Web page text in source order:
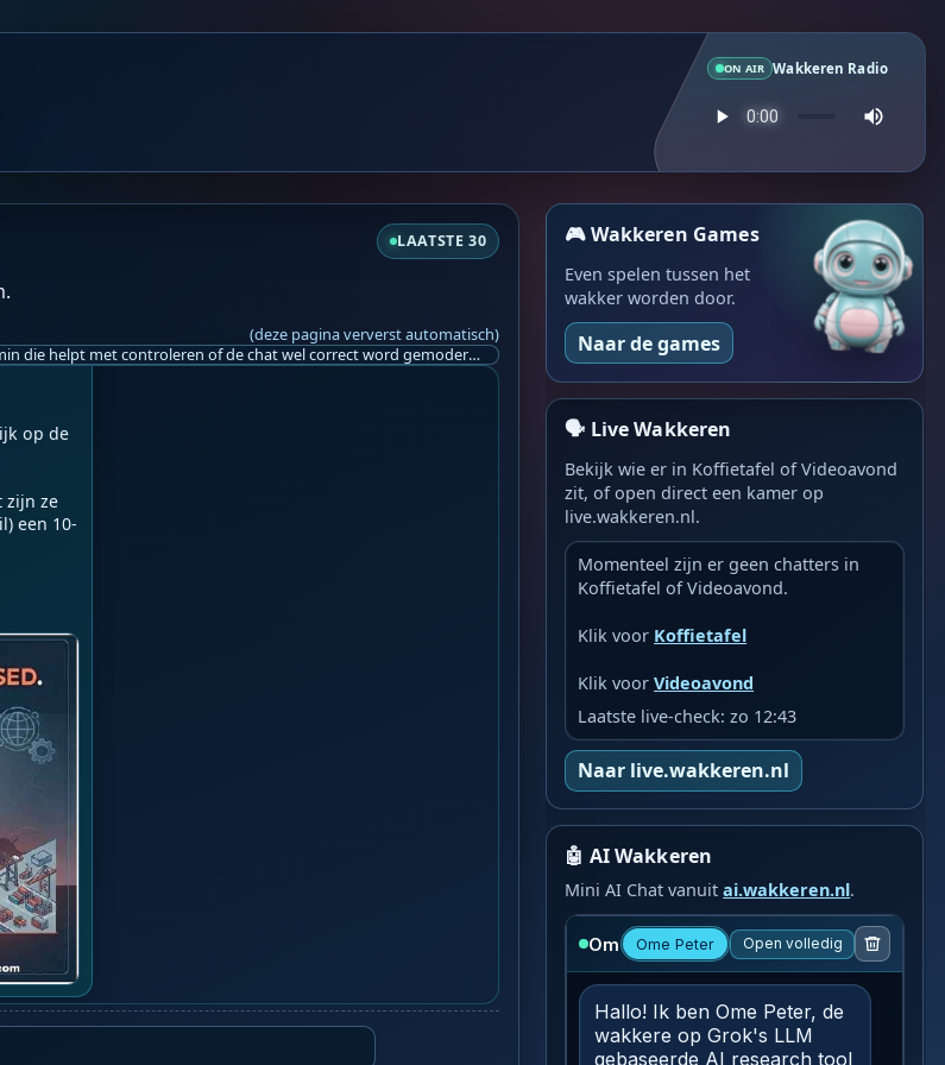
ON AIR Wakkeren Radio
LAATSTE 30
(deze pagina ververst automatisch)
Ik ben op zoek naar een helpende hand, een menselijk oog, een admin die helpt met controleren of de chat wel correct word gemodereerd word door NoMoSpam. 98% gaat automatisch goed, toch ik dit nooit helemaal loslaten en moet er altijd een mens mee blijven opletten bij elke beslissing die gemaakt word. Waar bestaan de werkzaamheden uit? Mee kijken in admin log kanaal naar alle drugs/porno/scams die voorbij komen en in het geval van een randgevalletje, ingrijpen en b.v. een verwijderd maar wel toegestaan bericht terug plaatsen met een druk op de knop. tsja zo banaal en simpel is het gesteld.. Word je hier blij van? Nee. Strookt het je ego? Nee. Word je er beter van? Nee. Kost het veel tijd? Totaal niet, consistentie en regelmaat is belangrijker dan 'er even voor kunnen gaan zitten'.. het werk is in een paar seconden gepiept.. je checkt puur of AI de juiste beslissing heeft gemaakt.. …
dat
op de
zijn ze
een 10-
🎮 Wakkeren Games
Even spelen tussen het
wakker worden door.
Naar de games
🗣️ Live Wakkeren
Bekijk wie er in Koffietafel of Videoavond
zit, of open direct een kamer op
live.wakkeren.nl.
Momenteel zijn er geen chatters in
Koffietafel of Videoavond.
Klik voor Koffietafel
Klik voorVideoavond
Laatste live-check: zo 12:43
Naar live.wakkeren.nl
🤖 AI Wakkeren
Mini AI Chat vanuitai.wakkeren.nl.